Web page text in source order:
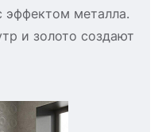
эффектом металла.
и золото создают